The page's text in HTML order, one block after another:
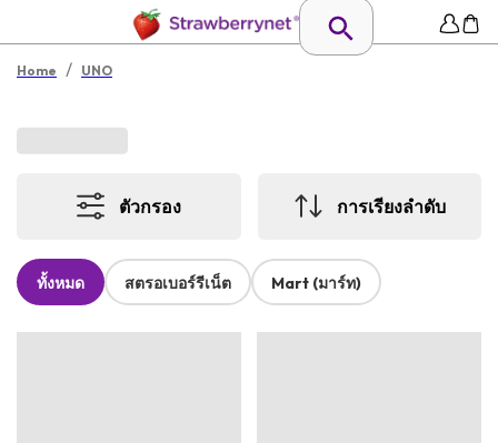
Home / UNO
ตัวกรอง การเรียงลำดับ
ทั้งหมด สตรอเบอร์รีเน็ต Mart (มาร์ท)